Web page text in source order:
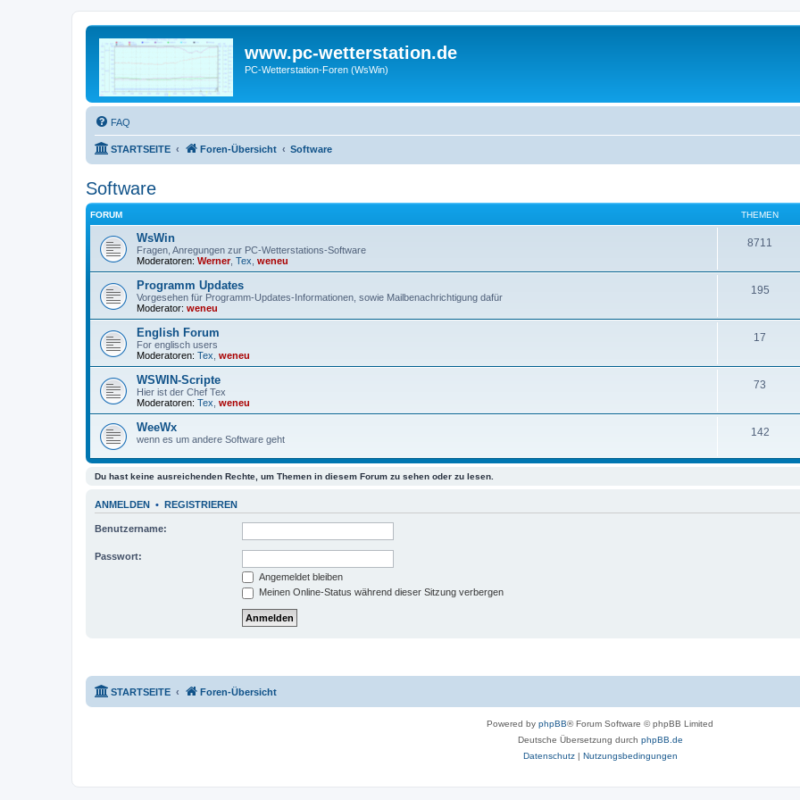
www.pc-wetterstation.de
PC-Wetterstation-Foren (WsWin)
FAQ
STARTSEITE Foren-Übersicht Software
Software
FORUM THEMEN
WsWin
Fragen, Anregungen zur PC-Wetterstations-Software
Moderatoren: Werner, Tex weneu
8711
Programm Updates
Vorgesehen für Programm-Updates-Informationen, sowie Mailbenachrichtigung dafür
Moderator: weneu
195
English Forum
For englisch users
Moderatoren: Tex weneu
17
WSWIN-Scripte
Hier ist der Chef Tex
Moderatoren: Tex weneu
73
WeeWx
wenn es um andere Software geht
142
Du hast keine ausreichenden Rechte, um Themen in diesem Forum zu sehen oder zu lesen.
ANMELDEN • REGISTRIEREN
Benutzername:
Passwort:
Angemeldet bleiben
Meinen Online-Status während dieser Sitzung verbergen
STARTSEITE Foren-Übersicht
Powered by phpBB® Forum Software © phpBB Limited
Deutsche Übersetzung durch phpBB.de
Datenschutz| Nutzungsbedingungen